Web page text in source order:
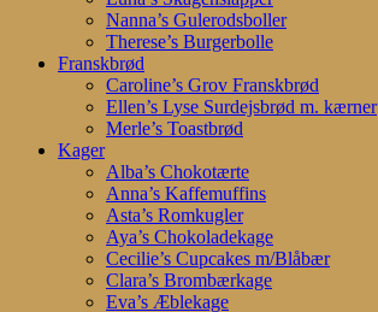
Nanna’s Gulerodsboller
Therese’s Burgerbolle
Franskbrød
Caroline’s Grov Franskbrød
Ellen’s Lyse Surdejsbrød m. kærner
Merle’s Toastbrød
Kager
Alba’s Chokotærte
Anna’s Kaffemuffins
Asta’s Romkugler
Aya’s Chokoladekage
Cecilie’s Cupcakes m/Blåbær
Clara’s Brombærkage
Eva’s Æblekage